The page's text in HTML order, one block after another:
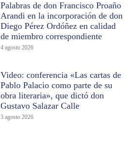
Palabras de don Francisco Proaño
Arandi en la incorporación de don
Diego Pérez Ordóñez en calidad
de miembro correspondiente
4 agosto 2026
Video: conferencia «Las cartas de
Pablo Palacio como parte de su
obra literaria», que dictó don
Gustavo Salazar Calle
3 agosto 2026